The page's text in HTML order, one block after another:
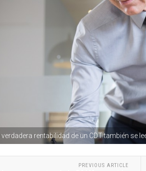
rentabilidad de un CDT también se
PREVIOUS ARTICLE